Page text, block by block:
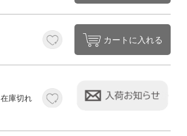
カートに入れる
在庫切れ